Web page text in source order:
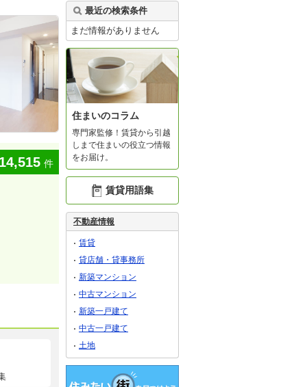
14,515 件
最近の検索条件
まだ情報がありません
住まいのコラム
専門家監修！賃貸から引越
しまで住まいの役立つ情報
をお届け。
賃貸用語集
不動産情報
賃貸
貸店舗・貸事務所
新築マンション
中古マンション
新築一戸建て
中古一戸建て
土地